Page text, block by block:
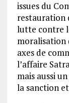
issues du
restauration
lutte contre
moralisation
axes de
l’affaire
mais aussi
la sanction